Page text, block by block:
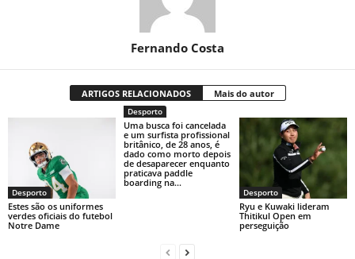
Fernando Costa
ARTIGOS RELACIONADOS Mais do autor
Desporto
Estes são os uniformes
verdes oficiais do futebol
Notre Dame
Desporto
Uma busca foi cancelada
e um surfista profissional
britânico, de 28 anos, é
dado como morto depois
de desaparecer enquanto
praticava paddle
boarding na...
Desporto
Ryu e Kuwaki lideram
Thitikul Open em
perseguição